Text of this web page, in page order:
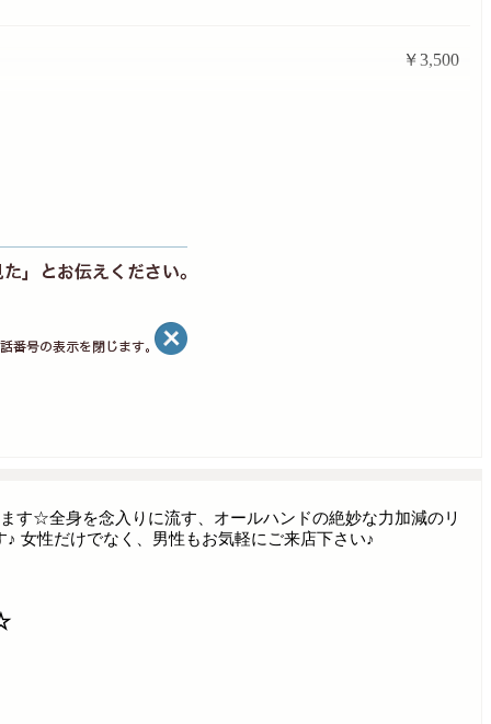
￥3,500
す☆全身を念入りに流す、オールハンドの絶妙な力加減のリ
女性だけでなく、男性もお気軽にご来店下さい♪